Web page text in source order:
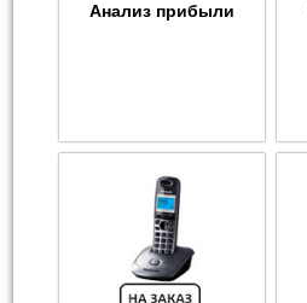
Анализ прибыли